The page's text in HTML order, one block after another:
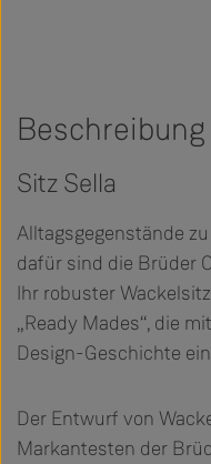
Beschreibung
Sitz Sella
Alltagsgegenstände
dafür sind die Brüder
Ihr robuster
„Ready Mades“, die
Design-Geschichte
Der Entwurf von
Markantesten der